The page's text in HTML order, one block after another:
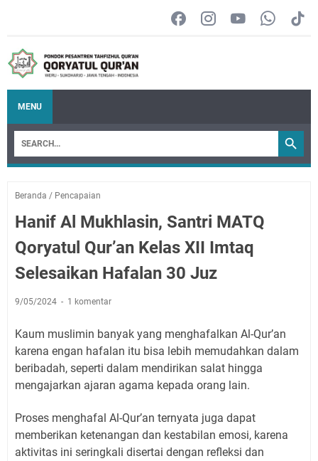
MENU
Beranda / Pencapaian
Hanif Al Mukhlasin, Santri MATQ
Qoryatul Qur’an Kelas XII Imtaq
Selesaikan Hafalan 30 Juz
9/05/2024 1 komentar
Kaum muslimin banyak yang menghafalkan Al-Qur’an
karena engan hafalan itu bisa lebih memudahkan dalam
beribadah, seperti dalam mendirikan salat hingga
mengajarkan ajaran agama kepada orang lain.
Proses menghafal Al-Qur’an ternyata juga dapat
memberikan ketenangan dan kestabilan emosi, karena
aktivitas ini seringkali disertai dengan refleksi dan